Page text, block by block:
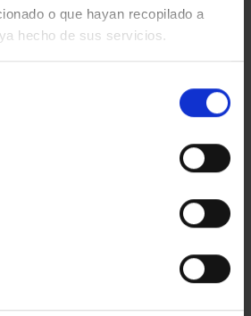
o que hayan recopilado a
hecho de sus servicios.
CIUDADES PATRIMONIO
II - CUENCA